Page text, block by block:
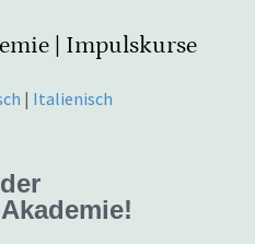
| Impulskurse
| Italienisch